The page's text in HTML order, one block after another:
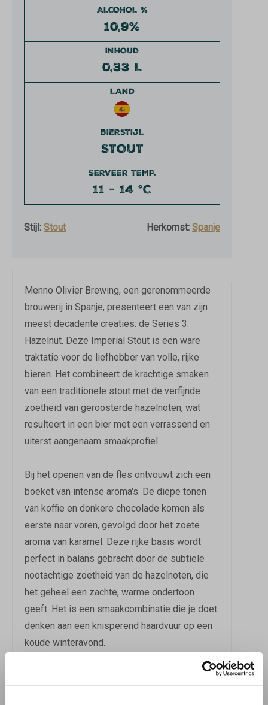
ALCOHOL %
10,9%
INHOUD
0,33 L
LAND
BIERSTIJL
STOUT
SERVEER TEMP.
11 - 14 °C
Stijl: Stout Herkomst: Spanje
Menno Olivier Brewing, een gerenommeerde
brouwerij in Spanje, presenteert een van zijn
meest decadente creaties: de Series 3:
Hazelnut. Deze Imperial Stout is een ware
traktatie voor de liefhebber van volle, rijke
bieren. Het combineert de krachtige smaken
van een traditionele stout met de verfijnde
zoetheid van geroosterde hazelnoten, wat
resulteert in een bier met een verrassend en
uiterst aangenaam smaakprofiel.
Bij het openen van de fles ontvouwt zich een
boeket van intense aroma's. De diepe tonen
van koffie en donkere chocolade komen als
eerste naar voren, gevolgd door het zoete
aroma van karamel. Deze rijke basis wordt
perfect in balans gebracht door de subtiele
nootachtige zoetheid van de hazelnoten, die
het geheel een zachte, warme ondertoon
geeft. Het is een smaakcombinatie die je doet
denken aan een knisperend haardvuur op een
koude winteravond.